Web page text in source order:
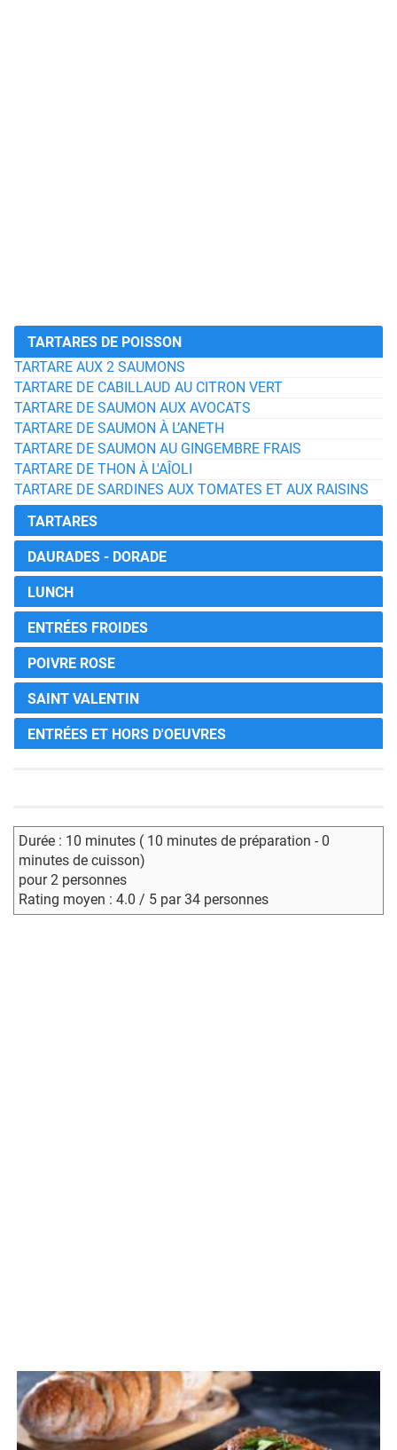
TARTARES DE POISSON
TARTARE AUX 2 SAUMONS
TARTARE DE CABILLAUD AU CITRON VERT
TARTARE DE SAUMON AUX AVOCATS
TARTARE DE SAUMON À L’ANETH
TARTARE DE SAUMON AU GINGEMBRE FRAIS
TARTARE DE THON À L'AÎOLI
TARTARE DE SARDINES AUX TOMATES ET AUX RAISINS
TARTARES
DAURADES - DORADE
LUNCH
ENTRÉES FROIDES
POIVRE ROSE
SAINT VALENTIN
ENTRÉES ET HORS D'OEUVRES
Durée : 10 minutes ( 10 minutes de préparation - 0
minutes de cuisson)
pour 2 personnes
Rating moyen : 4.0 / 5 par 34 personnes